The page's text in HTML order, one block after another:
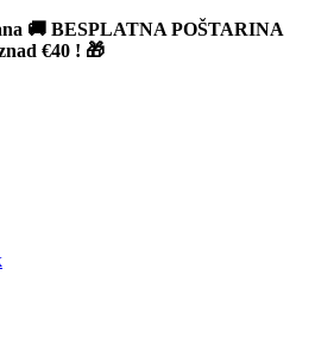
🚚 BESPLATNA POŠTARINA
€40 ! 🎁